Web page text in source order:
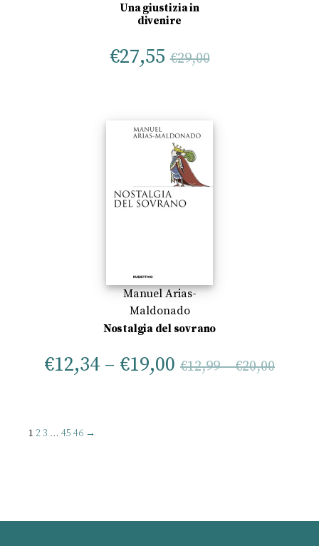
Una giustizia in
divenire
€27,55 €29,00
Manuel Arias-
Maldonado
Nostalgia del sovrano
€12,34 – €19,00 €12,99–€20,00
1 23 … 45 46 →